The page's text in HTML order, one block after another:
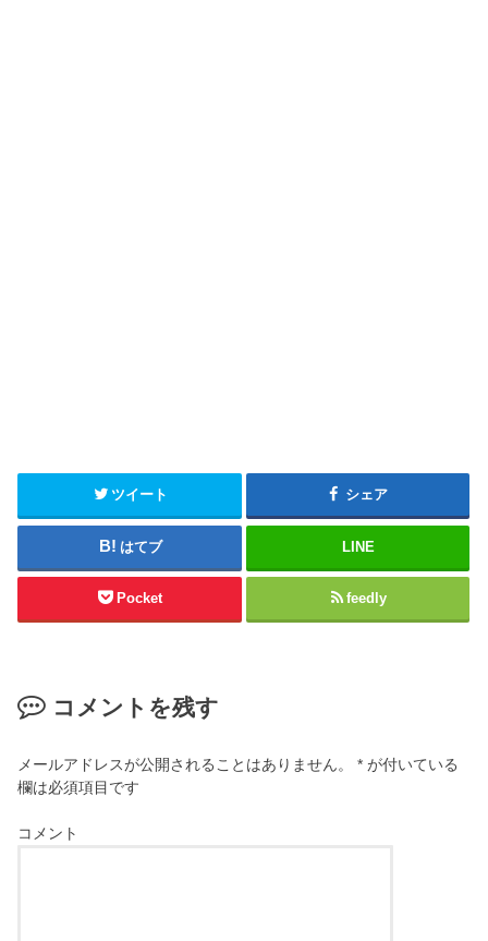
ツイート シェア
はてブ LINE
Pocket feedly
コメントを残す
メールアドレスが公開されることはありません。 * が付いている
欄は必須項目です
コメント